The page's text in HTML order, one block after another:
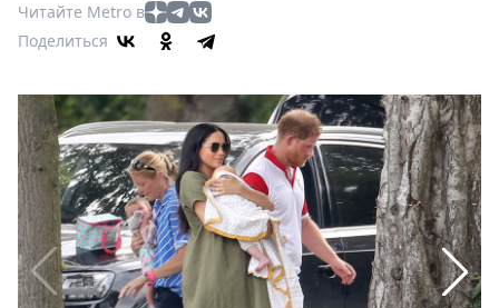
Театр
Кино
Книги
Выставки
Пресс-
релизы
О
Metro
Стримы
Читайте Metro в
Поделиться